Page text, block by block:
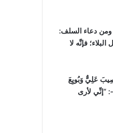
ومن دعاء السلف:
فإنَّه لا
عَلِيٌّ وَبُويِعَ
“إنِّي لأرى